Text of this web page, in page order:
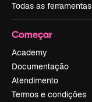
Todas as ferramentas
Começar
Academy
Documentação
Atendimento
Termos e condições